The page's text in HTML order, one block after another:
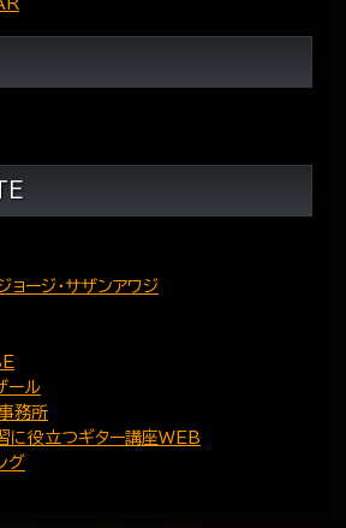
ョージ・サザンアワジ
ール
務所
に役立つギター講座WEB
グ